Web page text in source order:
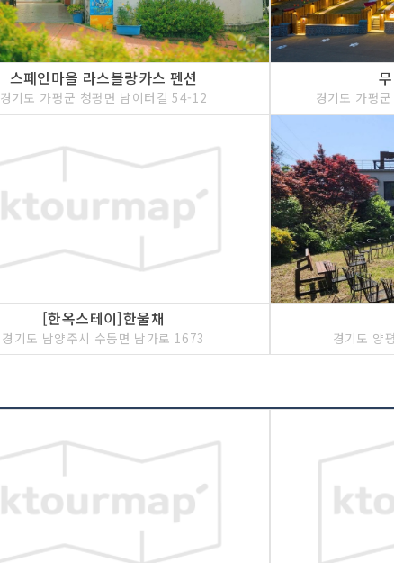
스페인마을 라스블랑카스 펜션
경기도 가평군 청평면 남이터길 54-12 경기도 가평
[한옥스테이]한울채
경기도 남양주시 수동면 남가로 1673 경기도 양